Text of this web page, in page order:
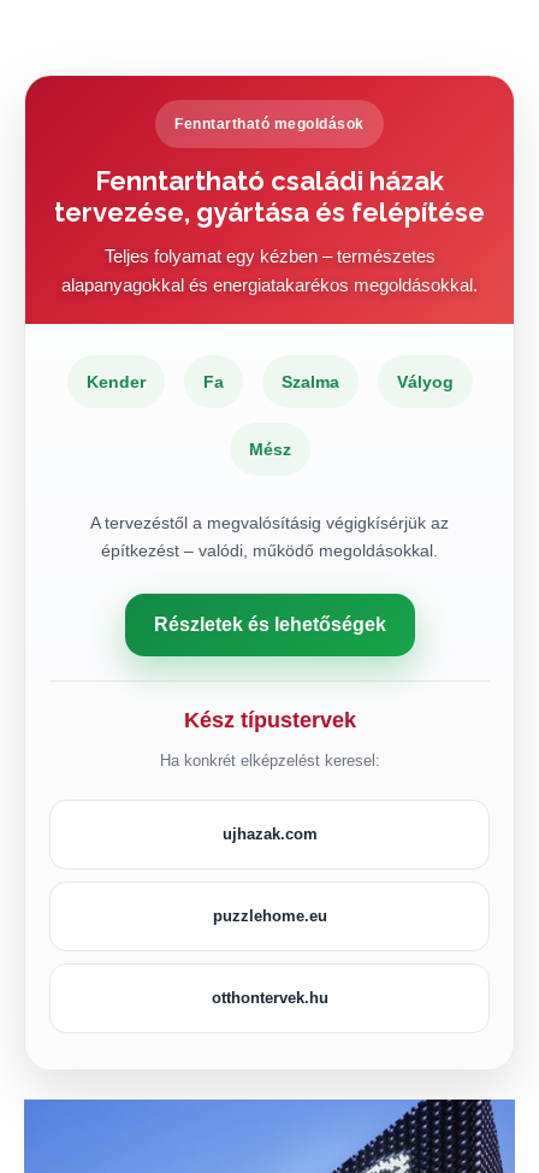
Fenntartható megoldások
Fenntartható családi házak
tervezése, gyártása és felépítése
Teljes folyamat egy kézben – természetes
alapanyagokkal és energiatakarékos megoldásokkal.
Kender Fa Szalma Vályog
Mész
A tervezéstől a megvalósításig végigkísérjük az
építkezést – valódi, működő megoldásokkal.
Részletek és lehetőségek
Kész típustervek
Ha konkrét elképzelést keresel:
ujhazak.com
puzzlehome.eu
otthontervek.hu